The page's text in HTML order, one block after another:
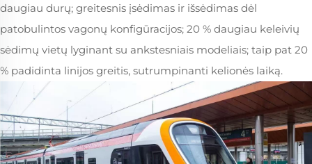
daugiau durų; greitesnis įsėdimas ir išsėdimas dėl
patobulintos vagonų konfigūracijos; 20 % daugiau keleivių
sėdimų vietų lyginant su ankstesniais modeliais; taip pat 20
% padidinta linijos greitis, sutrumpinanti kelionės laiką.